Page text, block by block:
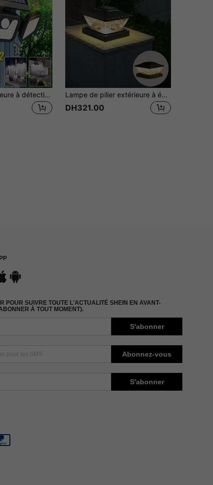
Lampe de extérieure à détection de mouvement solaire IP65 étanche, projecteur de à détection 270°, tête réglable, lampe murale solaire pour cour et garage Lampe de pilier extérieure à énergie solaire, lampe de pilier LED moderne étanche pour villa/jardin/portail, décoration de maison, décoration extérieure, lampe décorative de jardin à énergie solaire, lampe de tête de pilier de jardin à énergie solaire
DH321.00
POUR SUIVRE TOUTE L'ACTUALITÉ SHEIN EN AVANT-
À TOUT MOMENT).
S'abonner
Abonnez-vous
S'abonner